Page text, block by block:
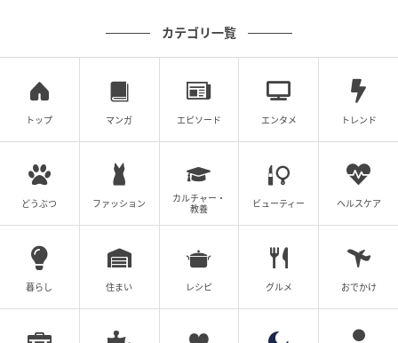
@buzzdrama0617
「まぁ…」
白石は視線を落としながら答えます。
「えーだったら、無料でやってくれるのが普通かな～
って思ってたんだけど…」
カテゴリ一覧
トップ マンガ エピソード エンタメ トレンド
どうぶつ ファッション
カルチャー・
教養
ビューティー ヘルスケア
暮らし 住まい レシピ グルメ おでかけ